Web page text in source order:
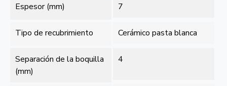
Espesor (mm) 7
Tipo de recubrimiento Cerámico pasta blanca
Separación de la boquilla
(mm)
4